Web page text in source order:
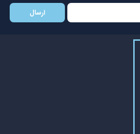
ارسال